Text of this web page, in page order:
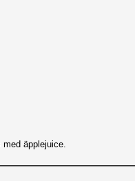
äpplejuice.